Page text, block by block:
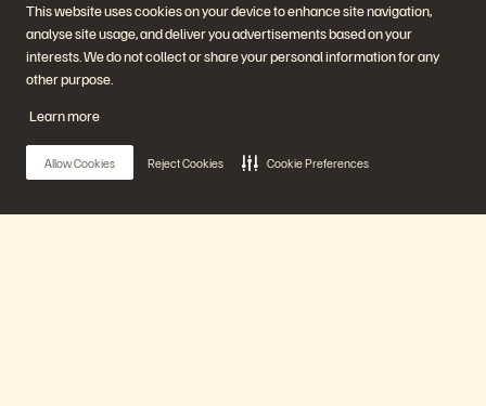
This website uses cookies on your device to enhance site navigation,
analyse site usage, and deliver you advertisements based on your
interests. We do not collect or share your personal information for any
other purpose.
Learn more
Allow Cookies Reject Cookies Cookie Preferences
informativas ejecutivas
Virtualización
Industrias
Plataformas y productos
La plataforma de Everpure
FlashArray
FlashBlade//EXA
Enterprise File
Socios
Descripción general del socio